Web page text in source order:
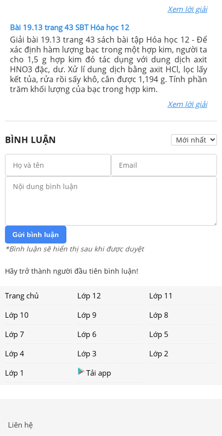
Xem lời giải
Bài 19.13 trang 43 SBT Hóa học 12
Giải bài 19.13 trang 43 sách bài tập Hóa học 12 - Để
xác định hàm lượng bạc trong một hợp kim, người ta
cho 1,5 g hợp kim đó tác dụng với dung dịch axit
HNO3 đặc, dư. Xử lí dung dịch bằng axit HCl, lọc lấy
kết tủa, rửa rồi sấy khô, cân được 1,194 g. Tính phần
trăm khối lượng của bạc trong hợp kim.
Xem lời giải
BÌNH LUẬN
Gửi bình luận
*Bình luận sẽ hiển thị sau khi được duyệt
Hãy trở thành người đầu tiên bình luận!
Trang chủ Lớp 12
Lớp 11
Lớp 10
Lớp 9
Lớp 8
Lớp 7
Lớp 6
Lớp 5
Lớp 4
Lớp 3
Lớp 2
Lớp 1
Tải app
Liên hệ